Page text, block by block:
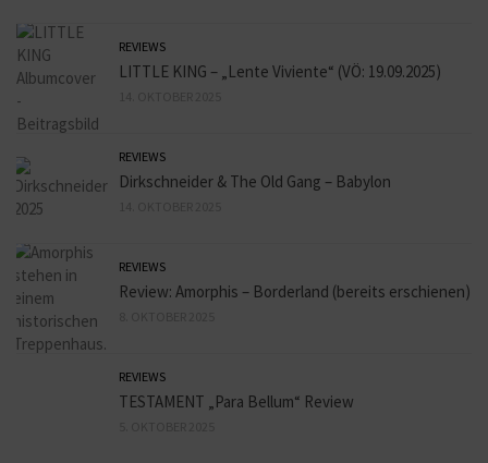
REVIEWS
LITTLE KING – „Lente Viviente“ (VÖ: 19.09.2025)
REVIEWS
Dirkschneider & The Old Gang – Babylon
REVIEWS
Review: Amorphis – Borderland (bereits erschienen)
REVIEWS
TESTAMENT „Para Bellum“ Review